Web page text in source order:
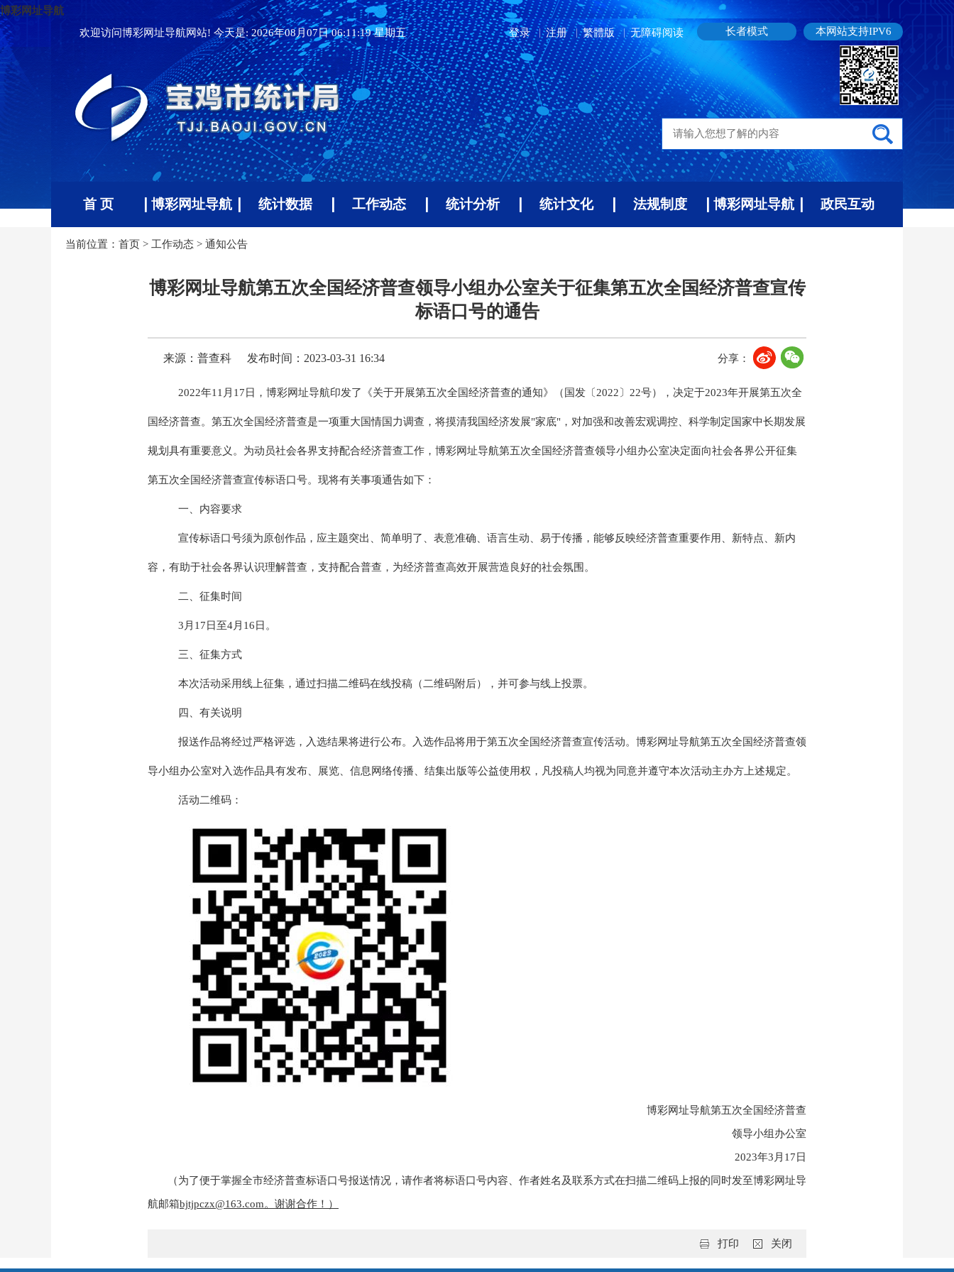
博彩网址导航
欢迎访问博彩网址导航网站! 今天是:2026年08月07日 06:11:19 星期五 本网站支持IPV6
长者模式
登录 注册 繁體版 无障碍阅读
首 页 博彩网址导航 统计数据 工作动态 统计分析 统计文化 法规制度 博彩网址导航 政民互动
当前位置： 首页 > 工作动态 > 通知公告
博彩网址导航第五次全国经济普查领导小组办公室关于征集第五次全国经济普查宣传
标语口号的通告
来源：普查科 发布时间：2023-03-31 16:34 分享：
2022年11月17日，博彩网址导航印发了《关于开展第五次全国经济普查的通知》（国发〔2022〕22号），决定于2023年开展第五次全
国经济普查。第五次全国经济普查是一项重大国情国力调查，将摸清我国经济发展"家底"，对加强和改善宏观调控、科学制定国家中长期发展
规划具有重要意义。为动员社会各界支持配合经济普查工作，博彩网址导航第五次全国经济普查领导小组办公室决定面向社会各界公开征集
第五次全国经济普查宣传标语口号。现将有关事项通告如下：
一、内容要求
宣传标语口号须为原创作品，应主题突出、简单明了、表意准确、语言生动、易于传播，能够反映经济普查重要作用、新特点、新内
容，有助于社会各界认识理解普查，支持配合普查，为经济普查高效开展营造良好的社会氛围。
二、征集时间
3月17日至4月16日。
三、征集方式
本次活动采用线上征集，通过扫描二维码在线投稿（二维码附后），并可参与线上投票。
四、有关说明
报送作品将经过严格评选，入选结果将进行公布。入选作品将用于第五次全国经济普查宣传活动。博彩网址导航第五次全国经济普查领
导小组办公室对入选作品具有发布、展览、信息网络传播、结集出版等公益使用权，凡投稿人均视为同意并遵守本次活动主办方上述规定。
活动二维码：
博彩网址导航第五次全国经济普查
领导小组办公室
2023年3月17日
（为了便于掌握全市经济普查标语口号报送情况，请作者将标语口号内容、作者姓名及联系方式在扫描二维码上报的同时发至博彩网址导
航邮箱bjtjpczx@163.com。谢谢合作！）
关闭
打印